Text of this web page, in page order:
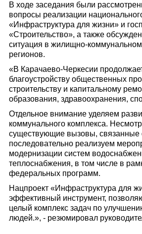
В ходе заседания были
вопросы реализации
«Инфраструктура для жизни» и
«Строительство», а также
ситуация в жилищно-
регионов.
«В Карачаево-Черкесии
благоустройству общественных
строительству и капитальному
образования, здравоохранения,
Отдельное внимание уделяем
коммунального комплекса.
существующие вызовы, связанные
последовательно реализуем
модернизации систем
теплоснабжения, в том числе в
федеральных программ.
Нацпроект «Инфраструктура для
эффективный инструмент,
целый комплекс задач по
людей.», - резюмировал